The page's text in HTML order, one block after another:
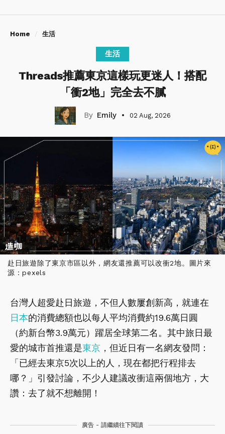
Home 生活
生活
Threads推薦東京這樣玩更迷人！搭配
「衝2地」完全去不膩
Emily 02 Aug, 2026
赴日旅遊除了東京市區以外，網友還推薦可以改衝2地。圖片來
源：pexels
台灣人超愛赴日旅遊，不但人數屢創新高，就連在
日本的消費總額也以每人平均消費約19.6萬日圓
（約新台幣3.9萬元）躍居全球第二名。其中旅日最
愛的城市首推還是東京 ，但近日有一名網友發問：
「已經去東京5次以上的人，現在都把行程排去
哪？」引發討論，不少人建議改衝這兩個地方，大
讚：去了就不想離開！
廣告 - 請繼續往下閱讀